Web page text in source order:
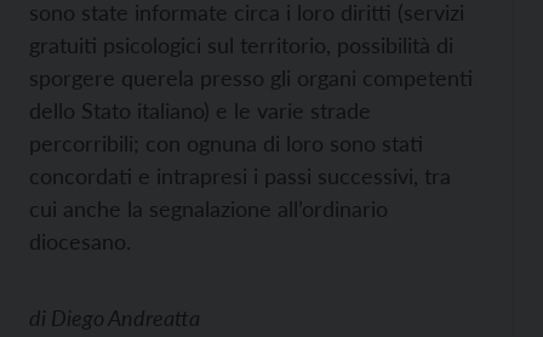
sono state informate circa i loro diritti (servizi
gratuiti psicologici sul territorio, possibilità di
sporgere querela presso gli organi competenti
dello Stato italiano) e le varie strade
percorribili; con ognuna di loro sono stati
concordati e intrapresi i passi successivi, tra
cui anche la segnalazione all’ordinario
diocesano.
di Diego Andreatta